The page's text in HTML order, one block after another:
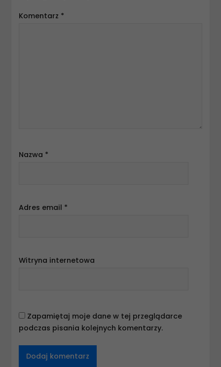
Komentarz *
Nazwa *
Adres email *
Witryna internetowa
Zapamiętaj moje dane w tej przeglądarce
podczas pisania kolejnych komentarzy.